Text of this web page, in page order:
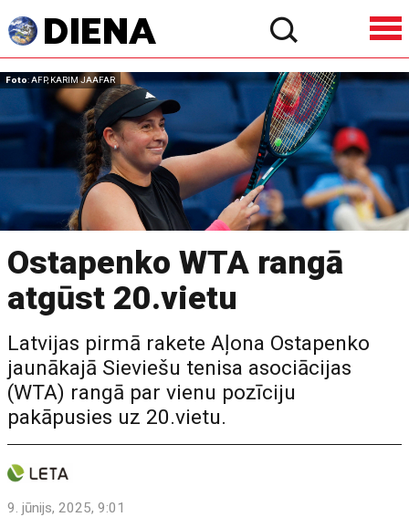
Foto: AFP, KARIM JAAFAR
Ostapenko WTA rangā
atgūst 20.vietu
Latvijas pirmā rakete Aļona Ostapenko
jaunākajā Sieviešu tenisa asociācijas
(WTA) rangā par vienu pozīciju
pakāpusies uz 20.vietu.
9. jūnijs, 2025, 9:01